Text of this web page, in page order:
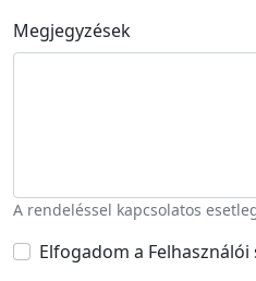
Megjegyzések
A rendeléssel kapcsolatos
Elfogadom a Felhasználói